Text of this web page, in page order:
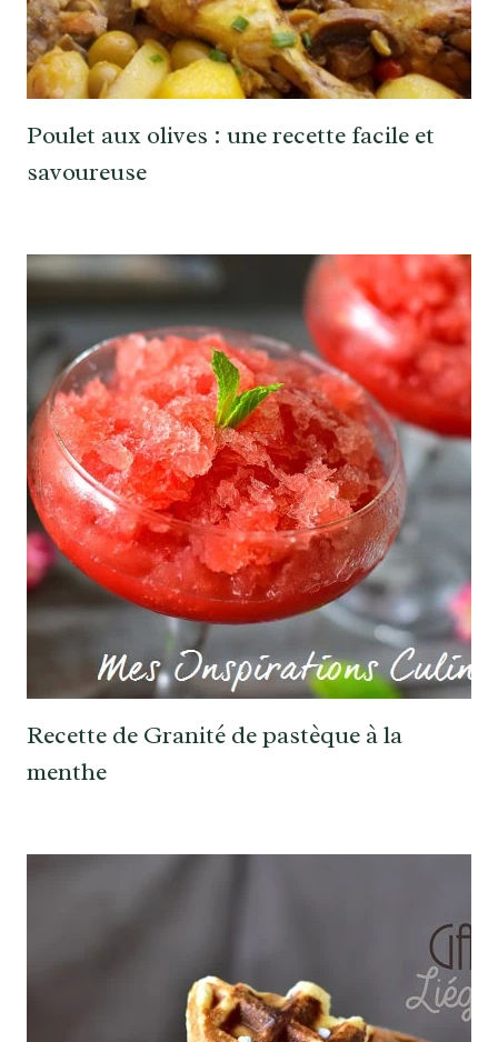
Poulet aux olives : une recette facile et
savoureuse
Recette de Granité de pastèque à la
menthe